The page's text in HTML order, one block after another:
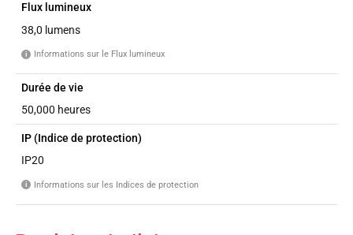
Flux lumineux
38,0 lumens
i Informations sur le Flux lumineux
Durée de vie
50,000 heures
IP (Indice de protection)
IP20
i Informations sur les Indices de protection